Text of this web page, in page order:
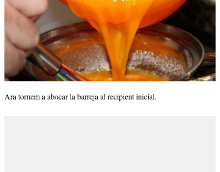
Ara tornem a abocar la barreja al recipient inicial.